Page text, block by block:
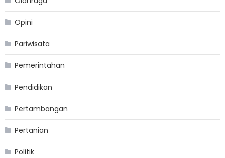
Opini
Pariwisata
Pemerintahan
Pendidikan
Pertambangan
Pertanian
Politik